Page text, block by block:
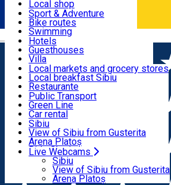
Română
Accommodation
Food, Drinks & Nightlife
Transport & Parking
Live Webcams
Museums
Churches
Parks, Zoo
County of Sibiu
Local shop
Sibiu artisans
Sibiul Verde
Public services
Education
How do I get to Sibiu
Tourist Info
Tour Guides
Guided tours
Publicații locale
Beauty salons
Sport & Adventure
Bike routes
Swimming
Riding
Indoor activities
Loc de joacă indoor
Loc de joacă outdoor
Ski
Ice skating
Yoga
Hotels
Guesthouses
Villa
Hostels
Motel
Camping
Renting rooms
Rooms for rent
Accommodation outside Sibiu
Local markets and grocery stores
Local breakfast Sibiu
Restaurante
Pizza
Fast Food
Coffee
Sweets
Pub, Bar
Night clubs
Bakeries
Public Transport
Green Line
Car rental
Rent a bike
Scooter rentals
Taxi
Ride Sharing
Parking tickets
Parking places
Electric vehicle charging points
Sibiu
View of Sibiu from Gusterita
Arena Platoș
Live Webcams
Sibiu
View of Sibiu from Gusterita
Arena Platoș
Home Article
Susținem Sibiul în
Anului 2022”